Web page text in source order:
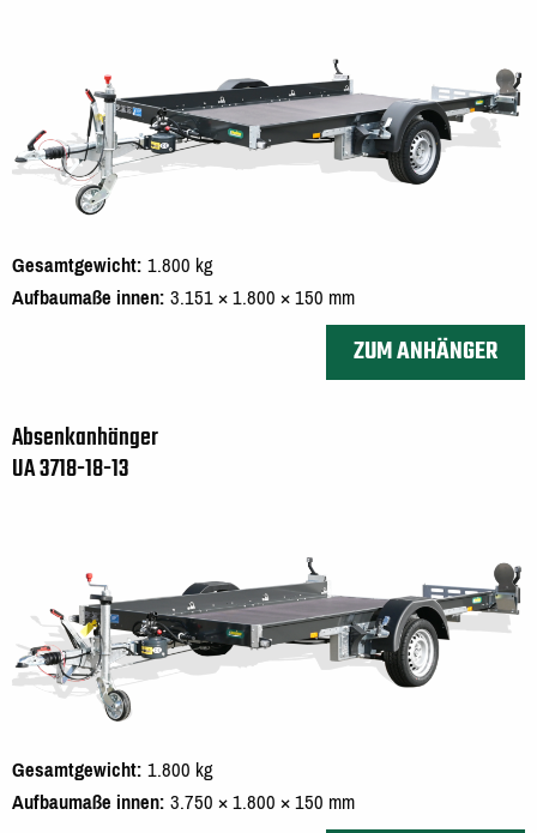
Gesamtgewicht 1.800 kg
Aufbaumaße innen 3.151 × 1.800 × 150 mm
ZUM ANHÄNGER
Absenkanhänger
UA 3718-18-13
Gesamtgewicht 1.800 kg
Aufbaumaße innen 3.750 × 1.800 × 150 mm